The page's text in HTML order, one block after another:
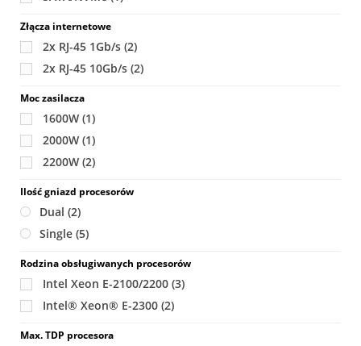
Złącza internetowe
2x RJ-45 1Gb/s (2)
2x RJ-45 10Gb/s (2)
Moc zasilacza
1600W (1)
2000W (1)
2200W (2)
Ilość gniazd procesorów
Dual (2)
Single (5)
Rodzina obsługiwanych procesorów
Intel Xeon E-2100/2200 (3)
Intel® Xeon® E-2300 (2)
Max. TDP procesora